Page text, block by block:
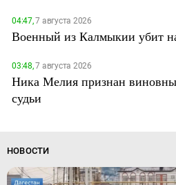
04:47,7 августа 2026
Военный из Калмыкии убит
03:48,7 августа 2026
Ника Мелия признан
судьи
НОВОСТИ